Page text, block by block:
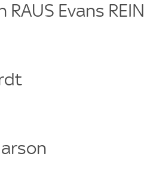
RAUS Evans REIN